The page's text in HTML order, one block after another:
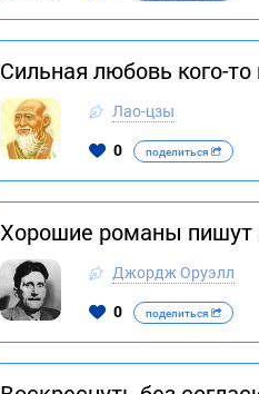
Сильная любовь кого-
Лао-цзы
0
поделиться
Хорошие романы
Джордж Оруэлл
0
поделиться